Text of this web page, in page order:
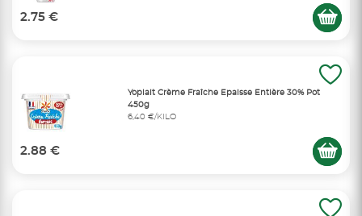
2.75 €
Yoplait Crème Fraîche Epaisse Entière 30% Pot
450g
6,40 €/KILO
2.88 €